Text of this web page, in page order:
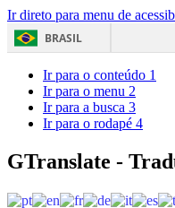
Ir direto para menu de
BRASIL
Ir para o conteúdo 1
Ir para o menu 2
Ir para a busca 3
Ir para o rodapé 4
GTranslate -